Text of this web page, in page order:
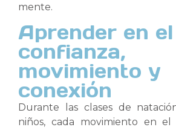
mente.
Aprender en
confianza,
movimiento y
conexión
Durante las clases de
niños, cada movimiento en